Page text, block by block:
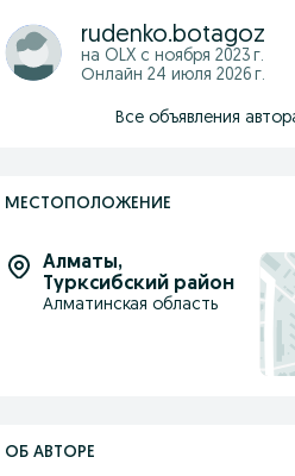
rudenko.botagoz
на OLX с ноября 2023 г.
Онлайн 24 июля 2026 г.
Все объявления
МЕСТОПОЛОЖЕНИЕ
Алматы,
Турксибский район
Алматинская область
ОБ АВТОРЕ